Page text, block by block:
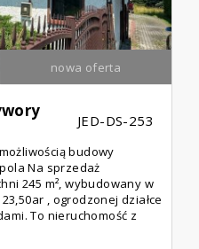
nowa oferta
JED-DS-253
budowy
Na sprzedaż
245 m², wybudowany w
, ogrodzonej działce
To nieruchomość z